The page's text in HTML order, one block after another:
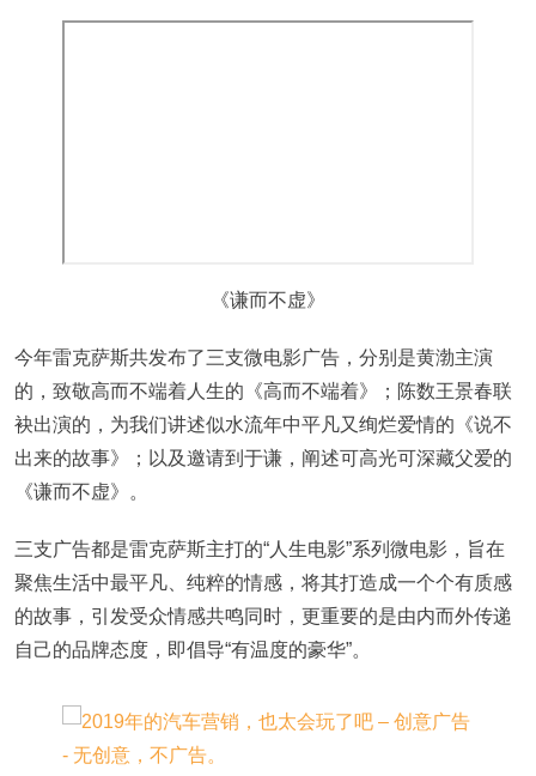
《谦而不虚》
今年雷克萨斯共发布了三支微电影广告，分别是黄渤主演
的，致敬高而不端着人生的《高而不端着》；陈数王景春联
袂出演的，为我们讲述似水流年中平凡又绚烂爱情的《说不
出来的故事》；以及邀请到于谦，阐述可高光可深藏父爱的
《谦而不虚》。
三支广告都是雷克萨斯主打的“人生电影”系列微电影，旨在
聚焦生活中最平凡、纯粹的情感，将其打造成一个个有质感
的故事，引发受众情感共鸣同时，更重要的是由内而外传递
自己的品牌态度，即倡导“有温度的豪华”。